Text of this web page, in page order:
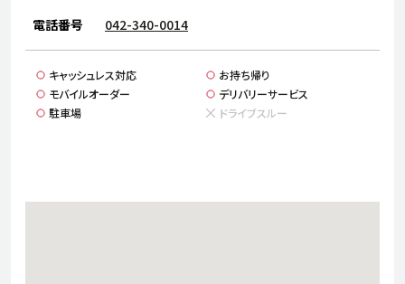
電話番号 042-340-0014
キャッシュレス対応
お持ち帰り
モバイルオーダー
デリバリーサービス
駐車場
ドライブスルー